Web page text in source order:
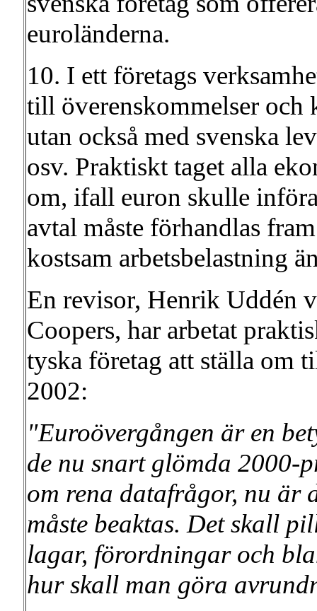
euroländerna.
10. I ett företags
till överenskommelser och
utan också med svenska
osv. Praktiskt taget alla
om, ifall euron skulle
avtal måste förhandlas
kostsam arbetsbelastning
En revisor, Henrik Uddén
Coopers, har arbetat
tyska företag att ställa om
2002:
"Euroövergången är en
de nu snart glömda 2000-
om rena datafrågor, nu är
måste beaktas. Det skall
lagar, förordningar och
hur skall man göra